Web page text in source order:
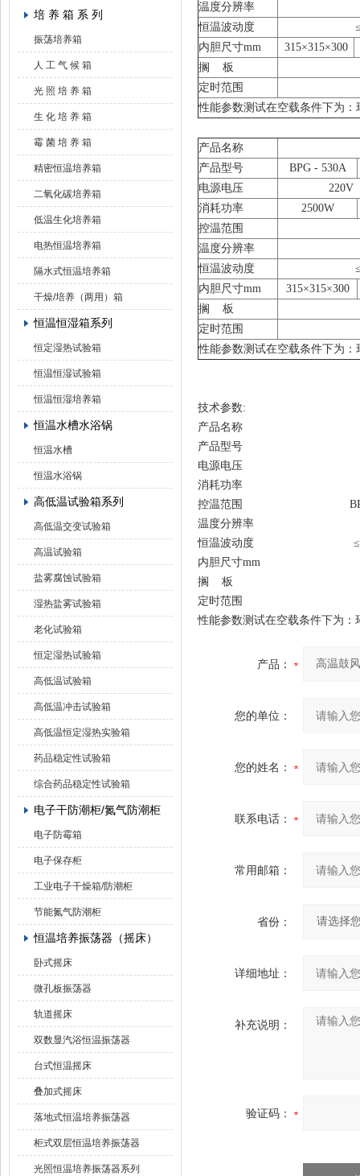
培 养 箱 系 列
振荡培养箱
人 工 气 候 箱
光 照 培 养 箱
生 化 培 养 箱
霉 菌 培 养 箱
精密恒温培养箱
二氧化碳培养箱
低温生化培养箱
电热恒温培养箱
隔水式恒温培养箱
干燥/培养（两用）箱
恒温恒湿箱系列
恒定湿热试验箱
恒温恒湿试验箱
恒温恒湿培养箱
恒温水槽水浴锅
恒温水槽
恒温水浴锅
高低温试验箱系列
高低温交变试验箱
高温试验箱
盐雾腐蚀试验箱
湿热盐雾试验箱
老化试验箱
恒定湿热试验箱
高低温试验箱
高低温冲击试验箱
高低温恒定湿热实验箱
药品稳定性试验箱
综合药品稳定性试验箱
电子干防潮柜/氮气防潮柜
电子防霉箱
电子保存柜
工业电子干燥箱/防潮柜
节能氮气防潮柜
恒温培养振荡器（摇床）
卧式摇床
微孔板振荡器
轨道摇床
双数显汽浴恒温振荡器
台式恒温摇床
叠加式摇床
落地式恒温培养振荡器
柜式双层恒温培养振荡器
光照恒温培养振荡器系列
温度分辨率
恒温波动度
内胆尺寸mm
315×315×300
搁 板
定时范围
性能参数测试在空载条件下为
产品名称
产品型号
BPG -530A
电源电压
220V
消耗功率
2500W
控温范围
温度分辨率
恒温波动度
内胆尺寸mm
315×315×300
搁 板
定时范围
性能参数测试在空载条件下为
技术参数:
产品名称
产品型号
电源电压
消耗功率
控温范围
温度分辨率
恒温波动度
≤
内胆尺寸mm
搁 板
定时范围
性能参数测试在空载条件下为
产品：
您的单位：
您的姓名：
联系电话：
常用邮箱：
省份：
详细地址：
补充说明：
验证码：